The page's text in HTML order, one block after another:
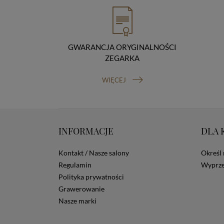
GWARANCJA ORYGINALNOŚCI
ZEGARKA
WIĘCEJ
INFORMACJE
Kontakt / Nasze salony
Regulamin
Polityka prywatności
Grawerowanie
Nasze marki
DLA
Określ